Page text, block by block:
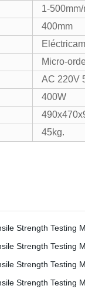
1-
400mm
Micro-
AC 220V
400W
490x470x
45kg.